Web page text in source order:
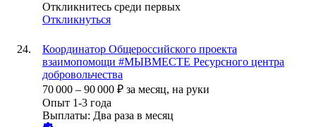
Откликнитесь среди первых
Откликнуться
Координатор Общероссийского проекта
взаимопомощи #МЫВМЕСТЕ Ресурсного центра
добровольчества
70 000 – 90 000 ₽ за месяц, на руки
Опыт 1-3 года
Выплаты: Два раза в месяц